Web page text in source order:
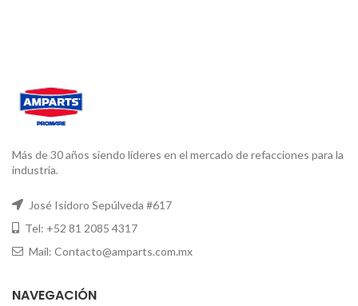
Más de 30 años siendo líderes en el mercado de refacciones para la
industria.
José Isidoro Sepúlveda #617
Tel: +52 81 2085 4317
Mail: Contacto@amparts.com.mx
NAVEGACIÓN